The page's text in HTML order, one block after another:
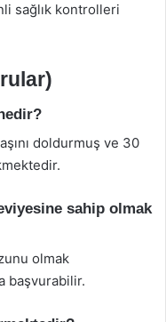
sağlık kontrolleri
doldurmuş ve 30
sahip olmak
olmak
başvurabilir.